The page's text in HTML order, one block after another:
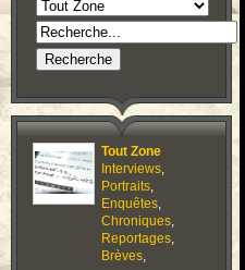
Tout Zone
Interviews,
Portraits,
Enquêtes,
Chroniques,
Reportages,
Brèves,